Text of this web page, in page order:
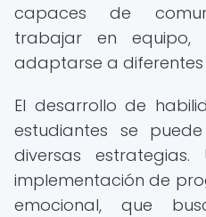
capaces de
trabajar en equipo,
adaptarse a diferentes
El desarrollo de
estudiantes se
diversas
implementación de
emocional, que